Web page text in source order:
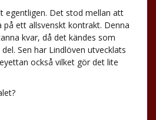
egentligen. Det stod mellan att
på ett allsvenskt kontrakt. Denna
kvar, då det kändes som
Sen har Lindlöven utvecklats
också vilket gör det lite